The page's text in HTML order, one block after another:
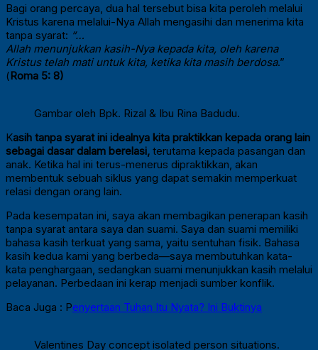
Bagi orang percaya, dua hal tersebut bisa kita peroleh melalui
Kristus karena melalui-Nya Allah mengasihi dan menerima kita
tanpa syarat: “…
Allah menunjukkan kasih-Nya kepada kita, oleh karena
Kristus telah mati untuk kita, ketika kita masih berdosa.”
(Roma 5: 8)
Gambar oleh Bpk. Rizal & Ibu Rina Badudu.
Kasih tanpa syarat ini idealnya kita praktikkan kepada orang lain
sebagai dasar dalam berelasi, terutama kepada pasangan dan
anak. Ketika hal ini terus-menerus dipraktikkan, akan
membentuk sebuah siklus yang dapat semakin memperkuat
relasi dengan orang lain.
Pada kesempatan ini, saya akan membagikan penerapan kasih
tanpa syarat antara saya dan suami. Saya dan suami memiliki
bahasa kasih terkuat yang sama, yaitu sentuhan fisik. Bahasa
kasih kedua kami yang berbeda—saya membutuhkan kata-
kata penghargaan, sedangkan suami menunjukkan kasih melalui
pelayanan. Perbedaan ini kerap menjadi sumber konflik.
Baca Juga : Penyertaan Tuhan Itu Nyata? Ini Buktinya
Valentines Day concept isolated person situations.